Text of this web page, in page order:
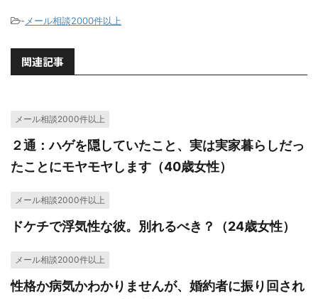
- メール相談2000件以上
関連記事
メール相談2000件以上
２通：ハゲを隠していたこと、実は実家暮らしだっ
たことにモヤモヤします（40歳女性）
メール相談2000件以上
ドケチで浮気性な彼。別れるべき？（24歳女性）
メール相談2000件以上
性格か病気かわかりませんが、婚約者に振り回され